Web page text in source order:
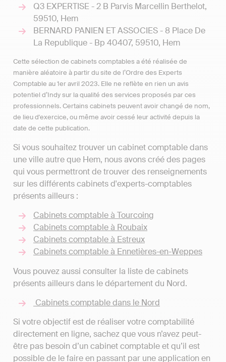
Q3 EXPERTISE - 2 B Parvis Marcellin Berthelot,
59510, Hem
BERNARD PANIEN ET ASSOCIES - 8 Place De
La Republique - Bp 40407, 59510, Hem
Cette sélection de cabinets comptables a été réalisée de
manière aléatoire à partir du site de l’Ordre des Experts
Comptable au 1er avril 2023. Elle ne reflète en rien un avis
potentiel d’Indy sur la qualité des services proposés par ces
professionnels. Certains cabinets peuvent avoir changé de nom,
de lieu d'exercice, ou même avoir cessé leur activité depuis la
date de cette publication.
Si vous souhaitez trouver un cabinet comptable dans
une ville autre que Hem, nous avons créé des pages
qui vous permettront de trouver des renseignements
sur les différents cabinets d'experts-comptables
présents ailleurs :
Cabinets comptable à Tourcoing
Cabinets comptable à Roubaix
Cabinets comptable à Estreux
Cabinets comptable à Ennetières-en-Weppes
Vous pouvez aussi consulter la liste de cabinets
présents ailleurs dans le département du Nord.
Cabinets comptable dans le Nord
Si votre objectif est de réaliser votre comptabilité
directement en ligne, sachez que vous n’avez peut-
être pas besoin d’un cabinet comptable et qu’il est
possible de le faire en passant par une application en